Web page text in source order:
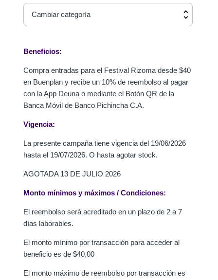
Cambiar categoría
Beneficios:
Compra entradas para el Festival Rizoma desde $40
en Buenplan y recibe un 10% de reembolso al pagar
con la App Deuna o mediante el Botón QR de la
Banca Móvil de Banco Pichincha C.A.
Vigencia:
La presente campaña tiene vigencia del 19/06/2026
hasta el 19/07/2026. O hasta agotar stock.
AGOTADA 13 DE JULIO 2026
Monto mínimos y máximos / Condiciones:
El reembolso será acreditado en un plazo de 2 a 7
días laborables.
El monto mínimo por transacción para acceder al
beneficio es de $40,00
El monto máximo de reembolso por transacción es